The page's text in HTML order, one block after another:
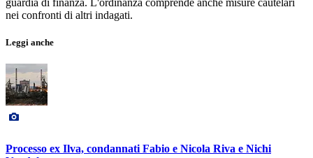
nei confronti di altri indagati.
Leggi anche
Processo ex Ilva, condannati Fabio e Nicola Riva e Nichi